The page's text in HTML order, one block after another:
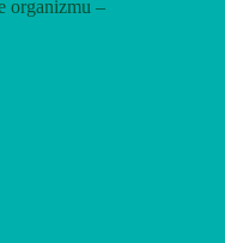
organizmu –